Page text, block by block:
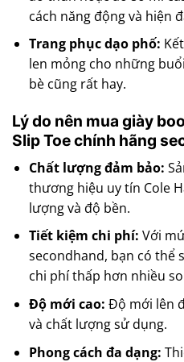
cách năng động và hiện
Trang phục dạo phố:
len mỏng cho những
bè cũng rất hay.
Lý do nên mua giày
Slip Toe chính hãng
Chất lượng đảm bảo:
thương hiệu uy tín Cole
lượng và độ bền.
Tiết kiệm chi phí: Với
secondhand, bạn có thể
chi phí thấp hơn nhiều
Độ mới cao: Độ mới lên
và chất lượng sử dụng.
Phong cách đa dạng: